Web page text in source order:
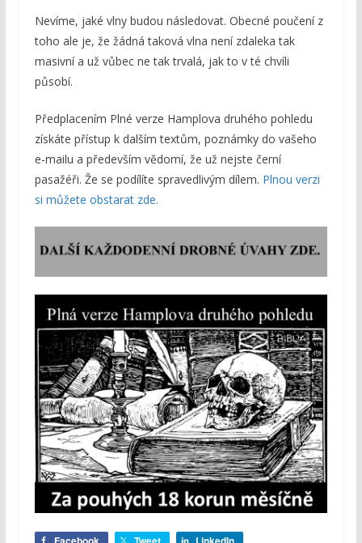
Nevíme, jaké vlny budou následovat. Obecné poučení z
toho ale je, že žádná taková vlna není zdaleka tak
masivní a už vůbec ne tak trvalá, jak to v té chvíli
působí.
Předplacením Plné verze Hamplova druhého pohledu
získáte přístup k dalším textům, poznámky do vašeho
e-mailu a především vědomí, že už nejste černí
pasažéři. Že se podílíte spravedlivým dílem. Plnou verzi
si můžete obstarat zde.